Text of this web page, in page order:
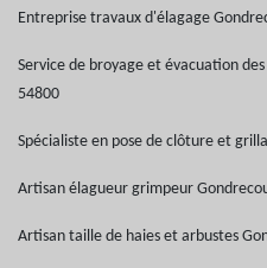
Entreprise travaux d'élagage
Service de broyage et évacuation
54800
Spécialiste en pose de clôture et
Artisan élagueur grimpeur
Artisan taille de haies et arbustes